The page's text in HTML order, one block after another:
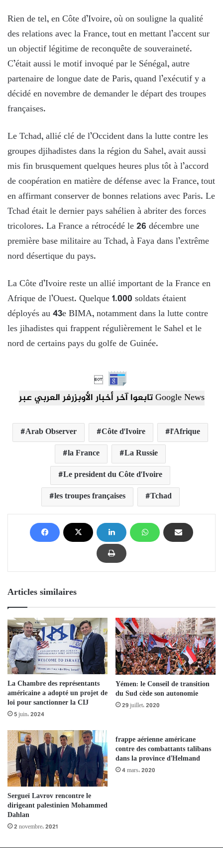
Rien de tel, en Côte d’Ivoire, où on souligne la qualité
des relations avec la France, tout en mettant l’accent sur
un objectif légitime de reconquête de souveraineté.
C’était aussi le motif invoqué par le Sénégal, autre
partenaire de longue date de Paris, quand l’exécutif y a
décidé en novembre de demander le départ des troupes
françaises.
Le Tchad, allié clé de l’Occident dans la lutte contre les
groupes djihadistes dans la région du Sahel, avait aussi
mis fin brusquement quelques heures plus tôt à l’accord
de coopération en matière de défense avec la France, tout
en affirmant conserver de bonnes relations avec Paris. Le
Tchad était le dernier pays sahélien à abriter des forces
tricolores. La France a rétrocédé le 26 décembre une
première base militaire au Tchad, à Faya dans l’extrême
nord désertique du pays.
La Côte d’Ivoire reste un allié important de la France en
Afrique de l’Ouest. Quelque 1.000 soldats étaient
déployés au 43e BIMA, notamment dans la lutte contre
les jihadistes qui frappent régulièrement le Sahel et le
nord de certains pays du golfe de Guinée.

تابعوا آخر أخبار الأوبزرفر العربي عبر Google News
Arab Observer Côte d'Ivoire
l'Afrique
la France
La Russie
Le president du Côte d'Ivoire
les troupes françaises
Tchad
Articles similaires
La Chambre des représentants
américaine a adopté un projet de
loi pour sanctionner la CIJ
5 juin، 2024
Yémen: le Conseil de transition
du Sud cède son autonomie
29 juillet، 2020
Sergueï Lavrov rencontre le
dirigeant palestinien Mohammed
Dahlan
2 novembre، 2021
frappe aérienne américane
contre des combattants talibans
dans la province d’Helmand
4 mars، 2020